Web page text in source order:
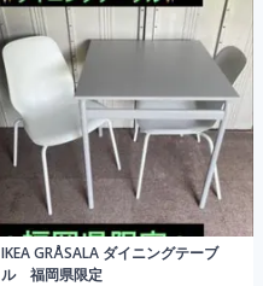
IKEA GRÅSALA ダイニングテーブ
ル 福岡県限定